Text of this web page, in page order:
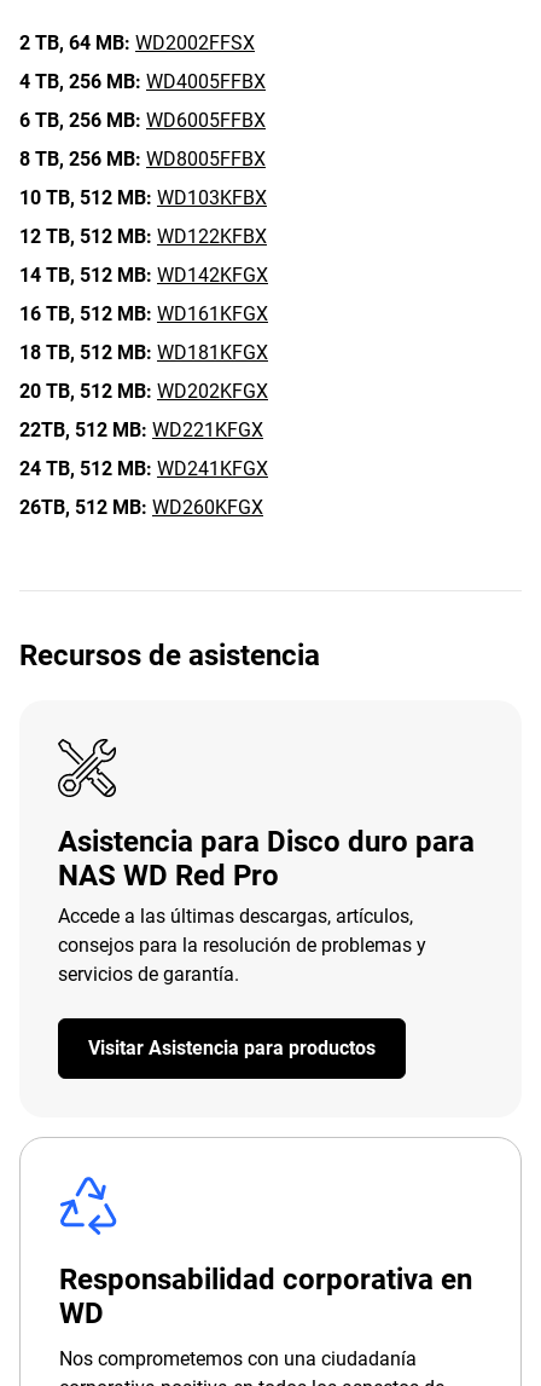
2 TB, 64 MB: WD2002FFSX
4 TB, 256 MB: WD4005FFBX
6 TB, 256 MB: WD6005FFBX
8 TB, 256 MB: WD8005FFBX
10 TB, 512 MB: WD103KFBX
12 TB, 512 MB: WD122KFBX
14 TB, 512 MB: WD142KFGX
16 TB, 512 MB: WD161KFGX
18 TB, 512 MB: WD181KFGX
20 TB, 512 MB: WD202KFGX
22TB, 512 MB: WD221KFGX
24 TB, 512 MB: WD241KFGX
26TB, 512 MB: WD260KFGX
Recursos de asistencia
Asistencia para Disco duro para
NAS WD Red Pro
Accede a las últimas descargas, artículos,
consejos para la resolución de problemas y
servicios de garantía.
Visitar Asistencia para productos
Responsabilidad corporativa en
WD
Nos comprometemos con una ciudadanía